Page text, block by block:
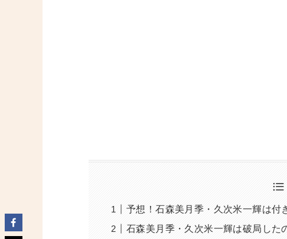
予想！石森美月季・久次米一輝は付
石森美月季・久次米一輝は破局した